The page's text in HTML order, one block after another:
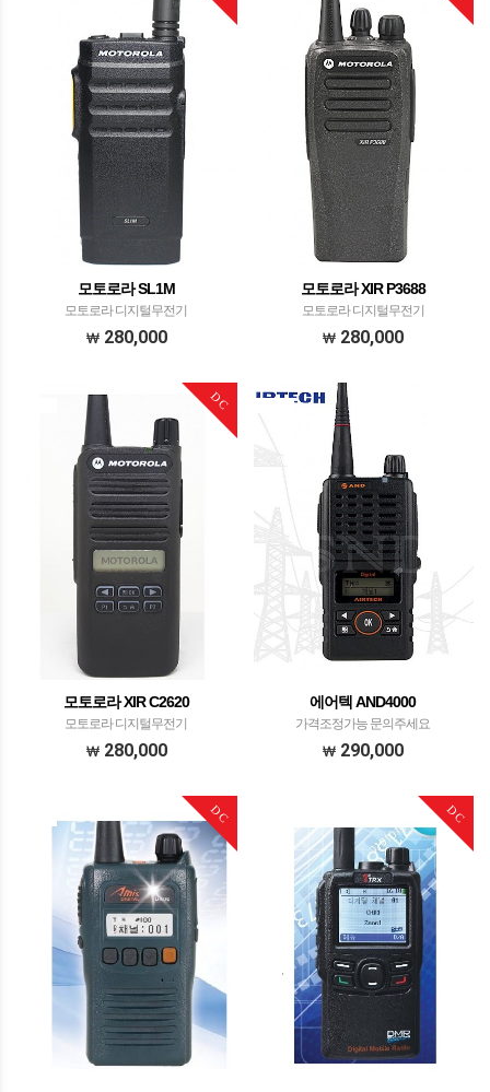
모토로라 SL1M
모토로라 디지털무전기
280,000
모토로라 XIR P3688
모토로라 디지털무전기
280,000
DC
모토로라 XIR C2620
모토로라 디지털무전기
280,000
에어텍 AND4000
가격조정가능 문의주세요
290,000
DC DC